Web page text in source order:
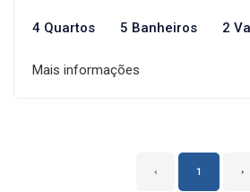
4 Quartos 5 Banheiros 2
Mais informações
‹ 1 ›